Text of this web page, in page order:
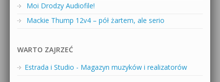
Moi Drodzy Audiofile!
Mackie Thump 12v4 – pół żartem, ale serio
WARTO ZAJRZEĆ
Estrada i Studio - Magazyn muzyków i realizatorów